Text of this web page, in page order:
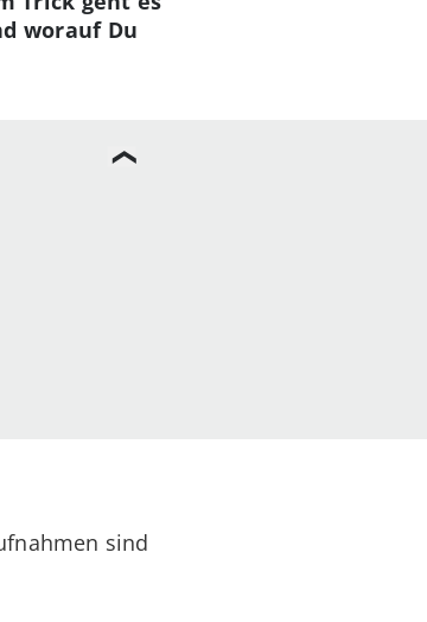
worauf Du
sind